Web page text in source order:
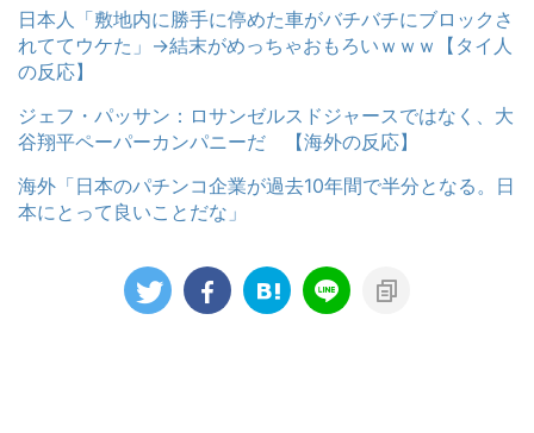
日本人「敷地内に勝手に停めた車がバチバチにブロックさ
れててウケた」→結末がめっちゃおもろいｗｗｗ【タイ人
の反応】
ジェフ・パッサン：ロサンゼルスドジャースではなく、大
谷翔平ペーパーカンパニーだ 【海外の反応】
海外「日本のパチンコ企業が過去10年間で半分となる。日
本にとって良いことだな」